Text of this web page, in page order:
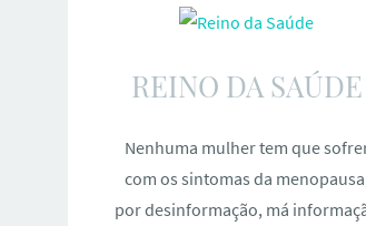
REINO DA SAÚDE
Nenhuma mulher tem que
com os sintomas da
por desinformação, má